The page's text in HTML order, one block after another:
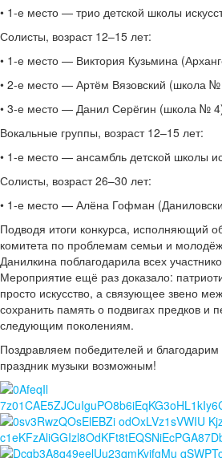
• 1-е место — трио детской школы
Солисты, возраст 12–15 лет:
• 1-е место — Виктория Кузьмина
• 2-е место — Артём Вязовский (школа
• 3-е место — Данил Серёгин (школа №
Вокальные группы, возраст 12–15 лет:
• 1-е место — ансамбль детской школы
Солисты, возраст 26–30 лет:
• 1-е место — Алёна Гофман
Подводя итоги конкурса, исполняющий
комитета по проблемам семьи и
Данилкина поблагодарила всех
Мероприятие ещё раз доказало:
просто искусство, а связующее звено
сохранить память о подвигах предков и
следующим поколениям.
Поздравляем победителей и благодарим
праздник музыки возможным!